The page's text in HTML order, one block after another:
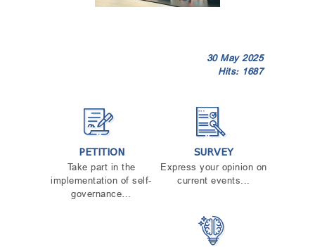
30 May 2025
Hits: 1687
PETITION
Take part in the
implementation of self-
governance…
SURVEY
Express your opinion on
current events...